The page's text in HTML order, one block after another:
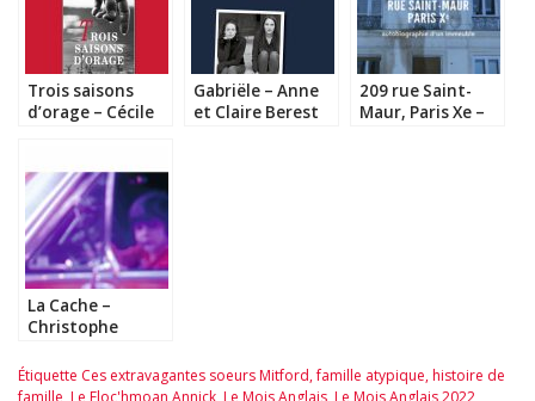
Trois saisons
d’orage – Cécile
Gabriële – Anne
et Claire Berest
209 rue Saint-
Maur, Paris Xe –
La Cache –
Christophe
Étiquette Ces extravagantes soeurs Mitford,famille atypique,histoire de